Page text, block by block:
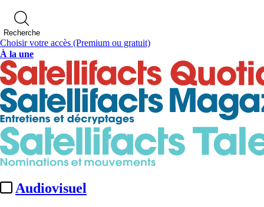
Recherche
Choisir votre accès (Premium ou gratuit)
À la une
Audiovisuel